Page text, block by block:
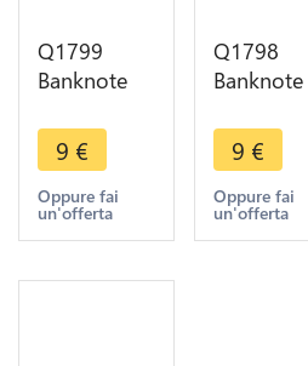
Q1799
Banknote
Liban 5
Livres 1982
UNC ->
Make offer
9 €
Oppure fai
un'offerta
Q1798
Banknote
Liban 5
Livres 1978
UNC ->
Make offer
9 €
Oppure fai
un'offerta